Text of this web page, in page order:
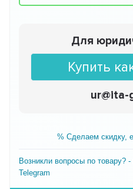
Для
Купить
ur@ita-
% Сделаем скидку,
Возникли вопросы по товару?
Telegram